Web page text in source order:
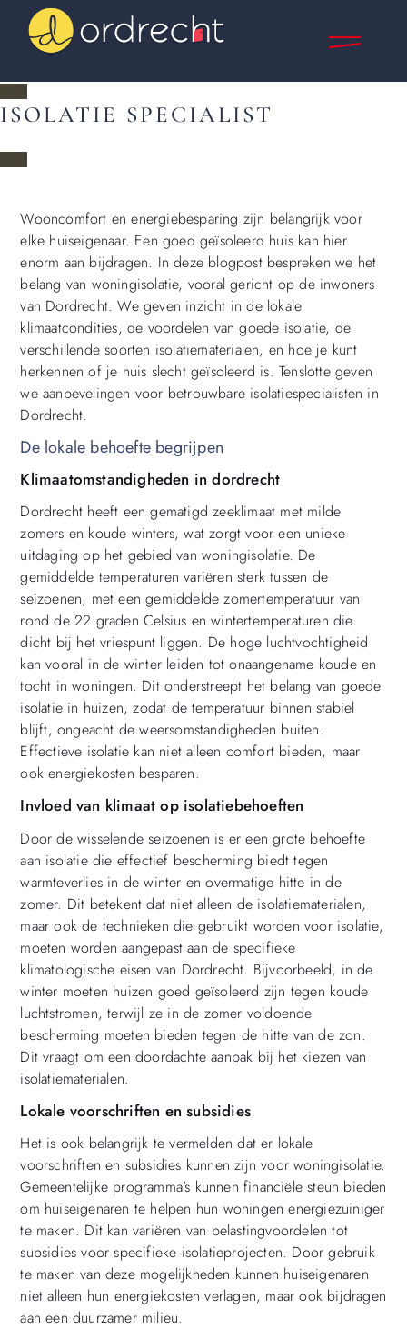
ISOLATIE SPECIALIST
Wooncomfort en energiebesparing zijn belangrijk voor
elke huiseigenaar. Een goed geïsoleerd huis kan hier
enorm aan bijdragen. In deze blogpost bespreken we het
belang van woningisolatie, vooral gericht op de inwoners
van Dordrecht. We geven inzicht in de lokale
klimaatcondities, de voordelen van goede isolatie, de
verschillende soorten isolatiematerialen, en hoe je kunt
herkennen of je huis slecht geïsoleerd is. Tenslotte geven
we aanbevelingen voor betrouwbare isolatiespecialisten in
Dordrecht.
De lokale behoefte begrijpen
Klimaatomstandigheden in dordrecht
Dordrecht heeft een gematigd zeeklimaat met milde
zomers en koude winters, wat zorgt voor een unieke
uitdaging op het gebied van woningisolatie. De
gemiddelde temperaturen variëren sterk tussen de
seizoenen, met een gemiddelde zomertemperatuur van
rond de 22 graden Celsius en wintertemperaturen die
dicht bij het vriespunt liggen. De hoge luchtvochtigheid
kan vooral in de winter leiden tot onaangename koude en
tocht in woningen. Dit onderstreept het belang van goede
isolatie in huizen, zodat de temperatuur binnen stabiel
blijft, ongeacht de weersomstandigheden buiten.
Effectieve isolatie kan niet alleen comfort bieden, maar
ook energiekosten besparen.
Invloed van klimaat op isolatiebehoeften
Door de wisselende seizoenen is er een grote behoefte
aan isolatie die effectief bescherming biedt tegen
warmteverlies in de winter en overmatige hitte in de
zomer. Dit betekent dat niet alleen de isolatiematerialen,
maar ook de technieken die gebruikt worden voor isolatie,
moeten worden aangepast aan de specifieke
klimatologische eisen van Dordrecht. Bijvoorbeeld, in de
winter moeten huizen goed geïsoleerd zijn tegen koude
luchtstromen, terwijl ze in de zomer voldoende
bescherming moeten bieden tegen de hitte van de zon.
Dit vraagt om een doordachte aanpak bij het kiezen van
isolatiematerialen.
Lokale voorschriften en subsidies
Het is ook belangrijk te vermelden dat er lokale
voorschriften en subsidies kunnen zijn voor woningisolatie.
Gemeentelijke programma’s kunnen financiële steun bieden
om huiseigenaren te helpen hun woningen energiezuiniger
te maken. Dit kan variëren van belastingvoordelen tot
subsidies voor specifieke isolatieprojecten. Door gebruik
te maken van deze mogelijkheden kunnen huiseigenaren
niet alleen hun energiekosten verlagen, maar ook bijdragen
aan een duurzamer milieu.